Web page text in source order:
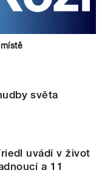
světa
uvádí v život
a 11